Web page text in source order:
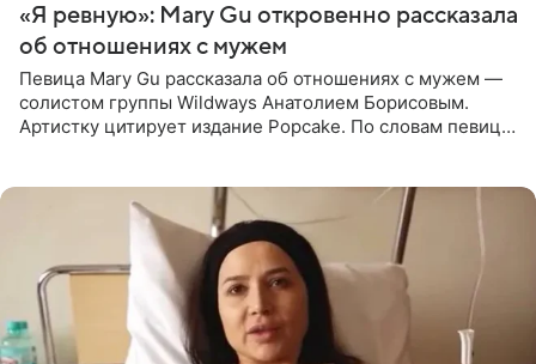
«Я ревную»: Mary Gu откровенно рассказала
об отношениях с мужем
Певица Mary Gu рассказала об отношениях с мужем —
солистом группы Wildways Анатолием Борисовым.
Артистку цитирует издание Popcake. По словам певицы,